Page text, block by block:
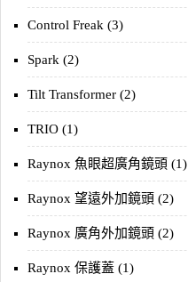
Control Freak (3)
Spark (2)
Tilt Transformer (2)
TRIO (1)
Raynox 魚眼超廣角鏡頭 (1)
Raynox 望遠外加鏡頭 (2)
Raynox 廣角外加鏡頭 (2)
Raynox 保護蓋 (1)